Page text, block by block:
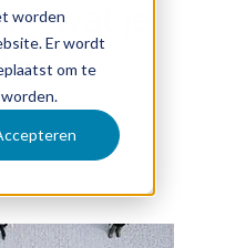
worden
Er wordt
om te
wat je